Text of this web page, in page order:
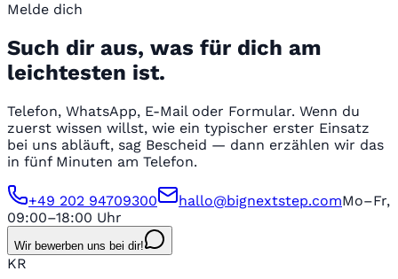
Melde dich
Such dir aus, was für dich am
leichtesten ist.
Telefon, WhatsApp, E-Mail oder Formular. Wenn du
zuerst wissen willst, wie ein typischer erster Einsatz
bei uns abläuft, sag Bescheid — dann erzählen wir das
in fünf Minuten am Telefon.
+49 202 94709300 hallo@bignextstep.comMo–Fr,
09:00–18:00 Uhr
Wir bewerben uns bei dir!
KR